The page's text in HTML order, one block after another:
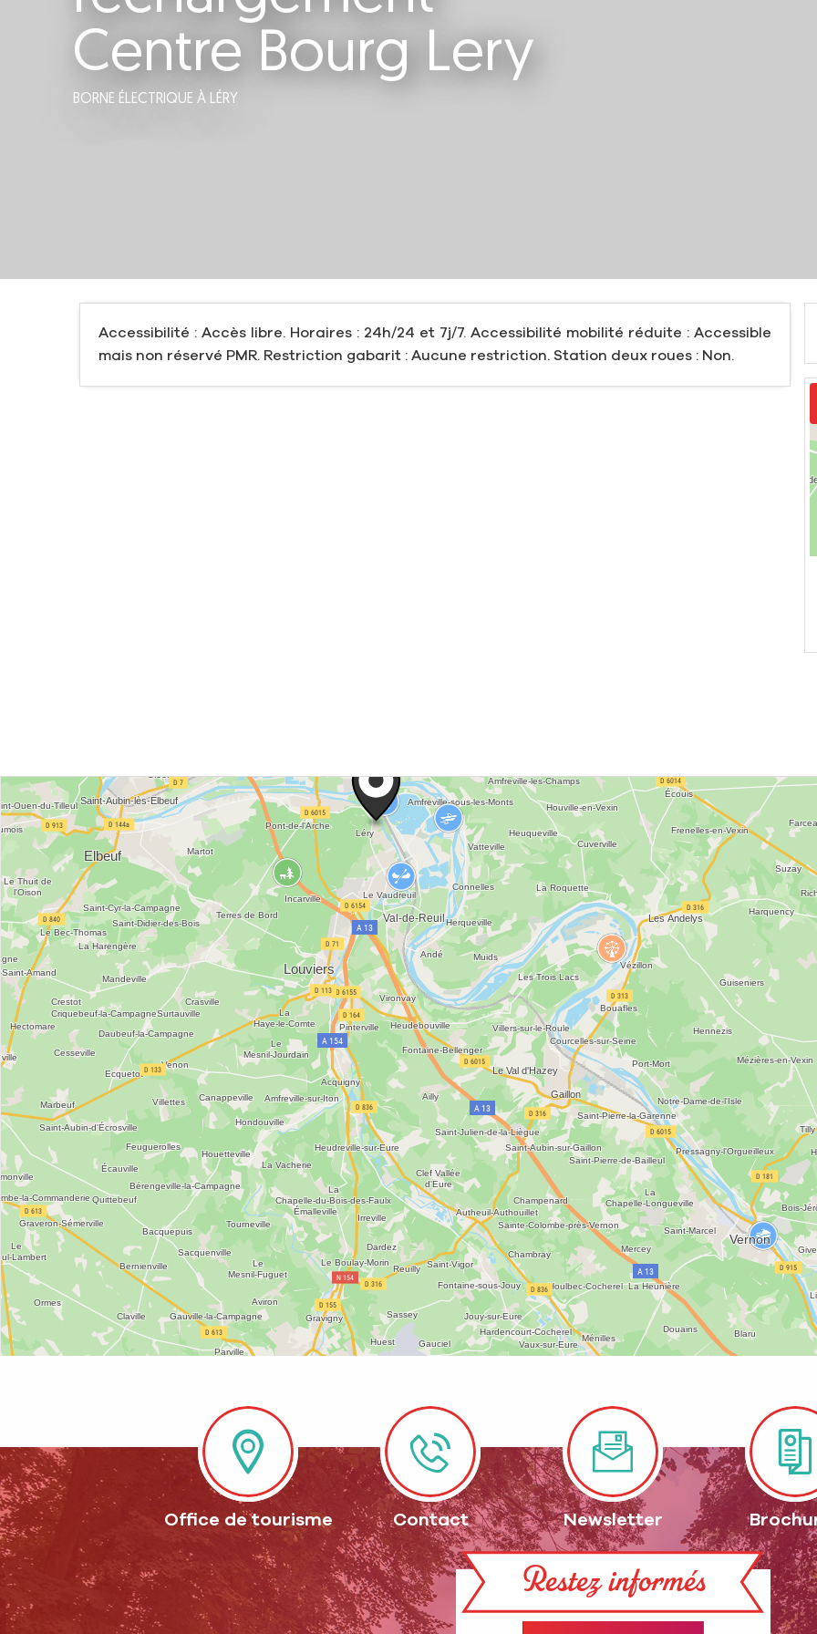
Centre Bourg Lery
BORNE ÉLECTRIQUE À LÉRY
Accessibilité : Accès libre. Horaires : 24h/24 et 7j/7. Accessibilité mobilité réduite : Accessible
mais non réservé PMR. Restriction gabarit : Aucune restriction. Station deux roues : Non.
Office de tourisme Contact Newsletter
Restez informés